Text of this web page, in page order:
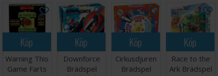
Köp
Warning This
Game Farts
Köp
Downforce
Brädspel
Köp
Cirkusdjuren
Brädspel
Köp
Race to the
Ark Brädspel